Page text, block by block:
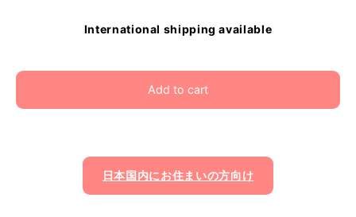
International shipping available
Add to cart
日本国内にお住まいの方向け